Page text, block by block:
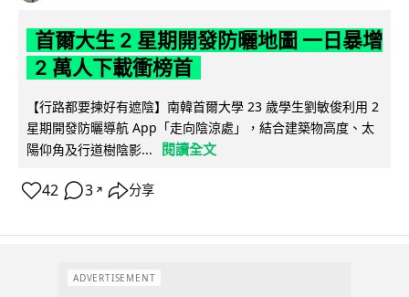
首爾大生 2 星期開發防曬地圖 一日暴增
2 萬人下載衝榜首
【行路都要揀好有遮陰】南韓首爾大學 23 歲學生劉敏俊利用 2
星期開發防曬導航 App「走向陰涼處」，結合建築物高度、太
陽仰角及行道樹陰影...
閱讀全文
42 3 ↗ 分享
ADVERTISEMENT